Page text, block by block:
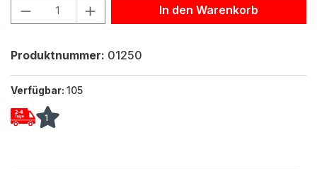
Produkt Anzahl: Gib den gewünschten Wert ein oder
In den Warenkorb
Produktnummer: 01250
Verfügbar: 105
1